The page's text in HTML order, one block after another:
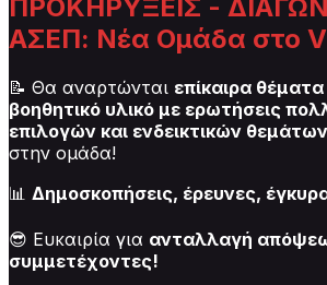
ΠΡΟΚΗΡΥΞΕΙΣ -
ΑΣΕΠ: Νέα Ομάδα στο
📝 Θα αναρτώνται επίκαιρα
βοηθητικό υλικό με ερωτήσεις
επιλογών και ενδεικτικών θεμάτων
στην ομάδα!
📊 Δημοσκοπήσεις, έρευνες,
😎 Ευκαιρία για ανταλλαγή
συμμετέχοντες!